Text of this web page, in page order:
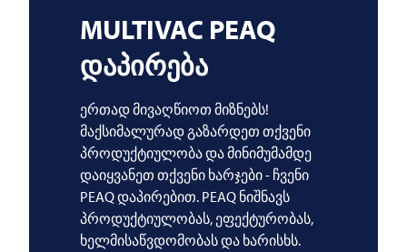
MULTIVAC PEAQ
დაპირება
ერთად მივაღწიოთ მიზნებს!
მაქსიმალურად გაზარდეთ თქვენი
პროდუქტიულობა და მინიმუმამდე
დაიყვანეთ თქვენი ხარჯები - ჩვენი
PEAQ დაპირებით. PEAQ ნიშნავს
პროდუქტიულობას, ეფექტურობას,
ხელმისაწვდომობას და ხარისხს.